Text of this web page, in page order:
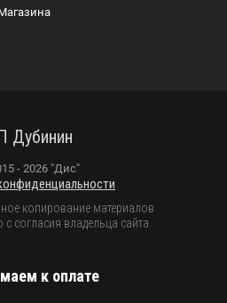
Дубинин
- 2026 "Дис"
копирование материалов
согласия владельца сайта
к оплате